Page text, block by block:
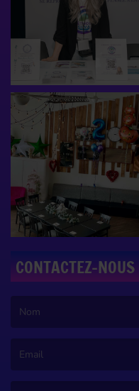
CONTACTEZ-NOUS